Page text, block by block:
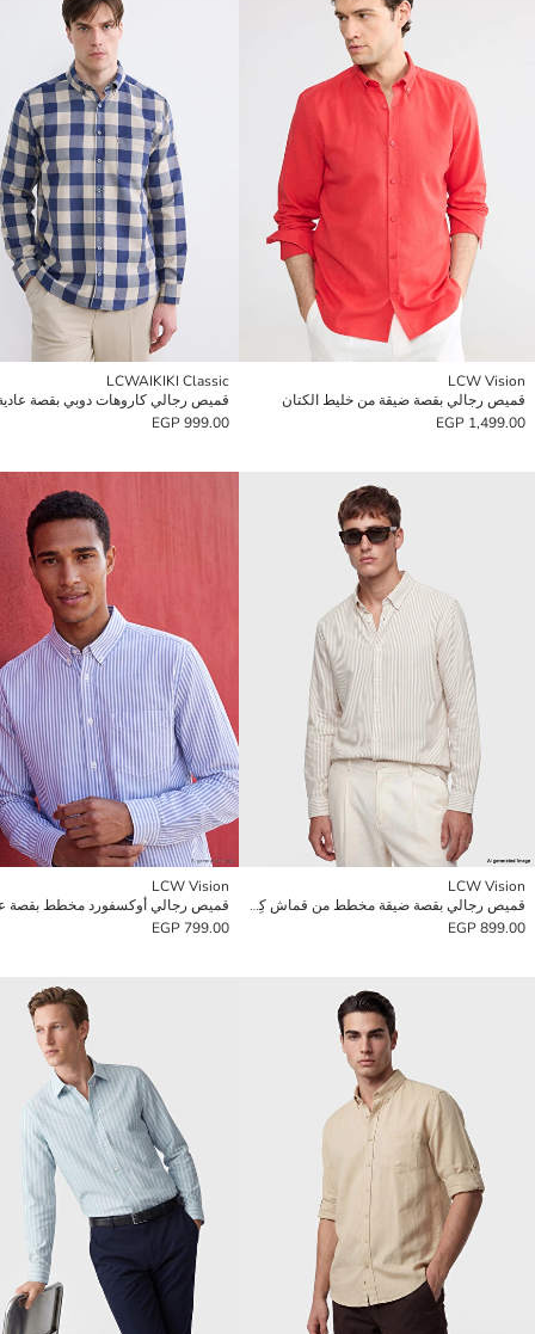
LCW Vision
قميص رجالي بقصة ضيقة من خليط الكتان
1,499.00 EGP
LCWAIKIKI Classic
قميص رجالي كاروهات دوبي بقصة
999.00 EGP
LCW Vision
قميص رجالي بقصة ضيقة مخطط من قماش كِشكِش
899.00 EGP
LCW Vision
قميص رجالي أوكسفورد مخطط بقصة
799.00 EGP